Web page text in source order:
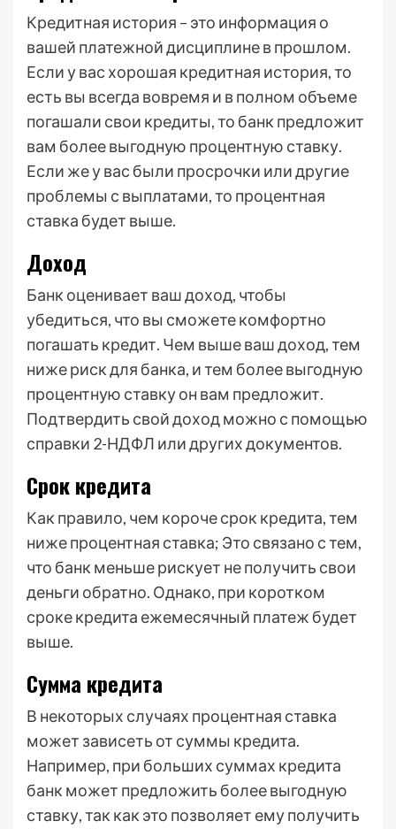
Кредитная история – это информация о
вашей платежной дисциплине в прошлом.
Если у вас хорошая кредитная история, то
есть вы всегда вовремя и в полном объеме
погашали свои кредиты, то банк предложит
вам более выгодную процентную ставку.
Если же у вас были просрочки или другие
проблемы с выплатами, то процентная
ставка будет выше.
Доход
Банк оценивает ваш доход, чтобы
убедиться, что вы сможете комфортно
погашать кредит. Чем выше ваш доход, тем
ниже риск для банка, и тем более выгодную
процентную ставку он вам предложит.
Подтвердить свой доход можно с помощью
справки 2-НДФЛ или других документов.
Срок кредита
Как правило, чем короче срок кредита, тем
ниже процентная ставка; Это связано с тем,
что банк меньше рискует не получить свои
деньги обратно. Однако, при коротком
сроке кредита ежемесячный платеж будет
выше.
Сумма кредита
В некоторых случаях процентная ставка
может зависеть от суммы кредита.
Например, при больших суммах кредита
банк может предложить более выгодную
ставку, так как это позволяет ему получить